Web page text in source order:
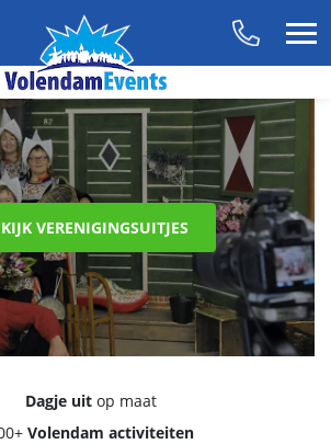
VERENIGINGSUITJES
Dagje uit op maat
Volendam activiteiten